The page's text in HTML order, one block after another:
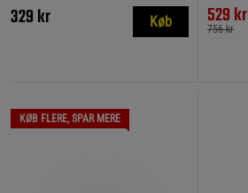
329 kr Køb 529 kr
756 kr
KØB FLERE, SPAR MERE